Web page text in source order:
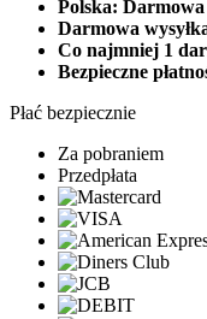
Polska:
Darmowa
Co najmniej 1
Bezpieczne
Płać bezpiecznie
Za pobraniem
Przedpłata